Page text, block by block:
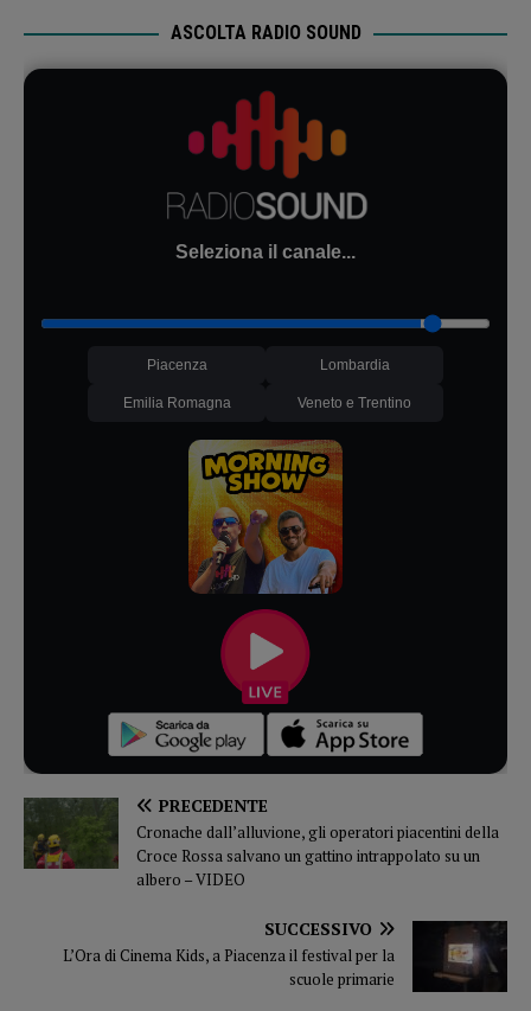
ASCOLTA RADIO SOUND
Seleziona il canale...
Piacenza Lombardia
Emilia Romagna Veneto e Trentino
PRECEDENTE
Cronache dall’alluvione, gli operatori piacentini della
Croce Rossa salvano un gattino intrappolato su un
albero – VIDEO
SUCCESSIVO
L’Ora di Cinema Kids, a Piacenza il festival per la
scuole primarie